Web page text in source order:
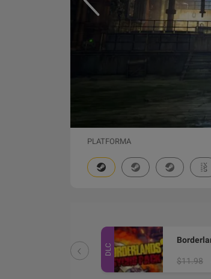
PLATFORMA
DLC
$11.98